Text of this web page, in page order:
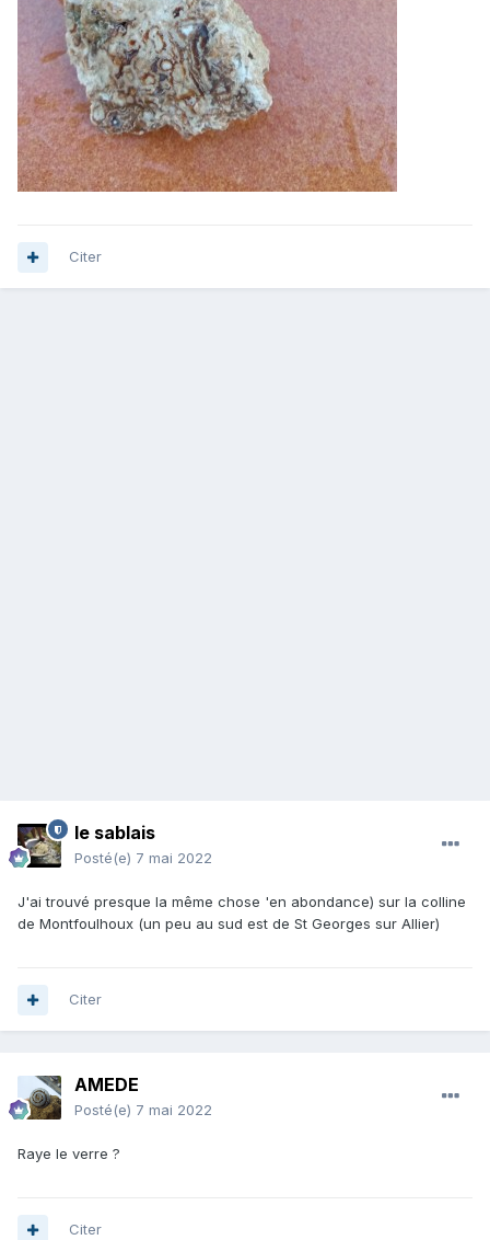
Citer
le sablais
Posté(e) 7 mai 2022
J'ai trouvé presque la même chose 'en abondance) sur la colline
de Montfoulhoux (un peu au sud est de St Georges sur Allier)
Citer
AMEDE
Posté(e) 7 mai 2022
Raye le verre ?
Citer